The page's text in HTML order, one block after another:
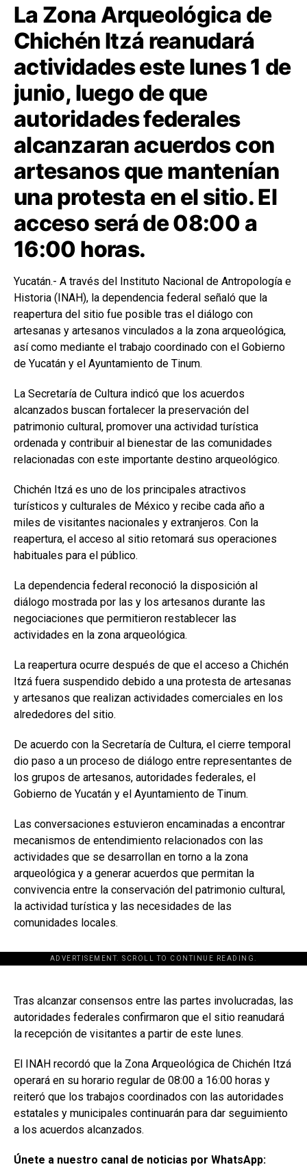
La Zona Arqueológica de
Chichén Itzá reanudará
actividades este lunes 1 de
junio, luego de que
autoridades federales
alcanzaran acuerdos con
artesanos que mantenían
una protesta en el sitio. El
acceso será de 08:00 a
16:00 horas.
Yucatán.- A través del Instituto Nacional de Antropología e
Historia (INAH), la dependencia federal señaló que la
reapertura del sitio fue posible tras el diálogo con
artesanas y artesanos vinculados a la zona arqueológica,
así como mediante el trabajo coordinado con el Gobierno
de Yucatán y el Ayuntamiento de Tinum.
La Secretaría de Cultura indicó que los acuerdos
alcanzados buscan fortalecer la preservación del
patrimonio cultural, promover una actividad turística
ordenada y contribuir al bienestar de las comunidades
relacionadas con este importante destino arqueológico.
Chichén Itzá es uno de los principales atractivos
turísticos y culturales de México y recibe cada año a
miles de visitantes nacionales y extranjeros. Con la
reapertura, el acceso al sitio retomará sus operaciones
habituales para el público.
La dependencia federal reconoció la disposición al
diálogo mostrada por las y los artesanos durante las
negociaciones que permitieron restablecer las
actividades en la zona arqueológica.
La reapertura ocurre después de que el acceso a Chichén
Itzá fuera suspendido debido a una protesta de artesanas
y artesanos que realizan actividades comerciales en los
alrededores del sitio.
De acuerdo con la Secretaría de Cultura, el cierre temporal
dio paso a un proceso de diálogo entre representantes de
los grupos de artesanos, autoridades federales, el
Gobierno de Yucatán y el Ayuntamiento de Tinum.
Las conversaciones estuvieron encaminadas a encontrar
mecanismos de entendimiento relacionados con las
actividades que se desarrollan en torno a la zona
arqueológica y a generar acuerdos que permitan la
convivencia entre la conservación del patrimonio cultural,
la actividad turística y las necesidades de las
comunidades locales.
ADVERTISEMENT. SCROLL TO CONTINUE READING.
[adsforwp id="243463"]
Tras alcanzar consensos entre las partes involucradas, las
autoridades federales confirmaron que el sitio reanudará
la recepción de visitantes a partir de este lunes.
El INAH recordó que la Zona Arqueológica de Chichén Itzá
operará en su horario regular de 08:00 a 16:00 horas y
reiteró que los trabajos coordinados con las autoridades
estatales y municipales continuarán para dar seguimiento
a los acuerdos alcanzados.
Únete a nuestro canal de noticias por WhatsApp: